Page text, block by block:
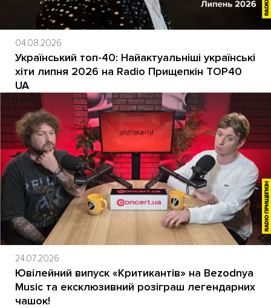
04.08.2026
Український топ-40: Найактуальніші українські
хіти липня 2026 на Radio Прищепкін TOP40
UA
24.07.2026
Ювілейний випуск «Критикантів» на Bezodnya
Music та ексклюзивний розіграш легендарних
чашок!